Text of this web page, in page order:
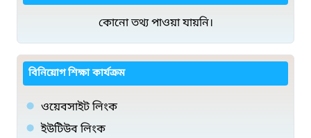
কোনো তথ্য পাওয়া যায়নি।
বিনিয়োগ শিক্ষা কার্যক্রম
ওয়েবসাইট লিংক
ইউটিউব লিংক